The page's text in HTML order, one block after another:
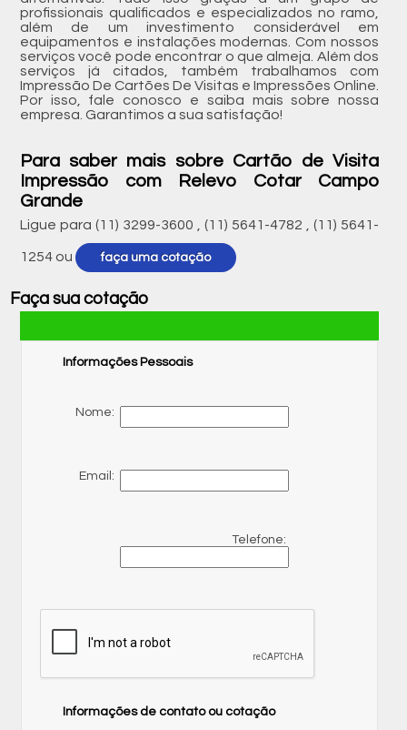
profissionais qualificados e especializados no ramo,
além de um investimento considerável em
equipamentos e instalações modernas. Com nossos
serviços você pode encontrar o que almeja. Além dos
serviços já citados, também trabalhamos com
Impressão De Cartões De Visitas e Impressões Online.
Por isso, fale conosco e saiba mais sobre nossa
empresa. Garantimos a sua satisfação!
Para saber mais sobre Cartão de Visita
Impressão com Relevo Cotar Campo
Grande
Ligue para (11) 3299-3600 ,(11) 5641-4782 ,(11) 5641-
1254 ou faça uma cotação
Faça sua cotação
Informações Pessoais
Nome:
Email:
Telefone:
Informações de contato ou cotação